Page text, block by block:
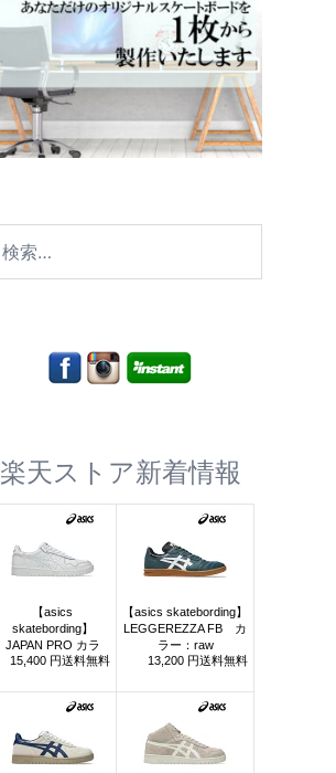
楽天ストア新着情報